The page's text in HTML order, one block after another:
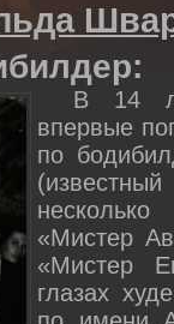
В 14
впервые
по
«Мистер
«Мистер
глазах